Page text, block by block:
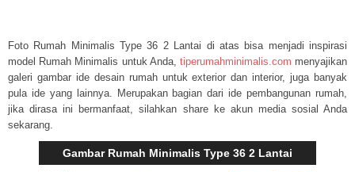
Foto Rumah Minimalis Type 36 2 Lantai di atas bisa menjadi inspirasi
model Rumah Minimalis untuk Anda, tiperumahminimalis.com menyajikan
galeri gambar ide desain rumah untuk exterior dan interior, juga banyak
pula ide yang lainnya. Merupakan bagian dari ide pembangunan rumah,
jika dirasa ini bermanfaat, silahkan share ke akun media sosial Anda
sekarang.
Gambar Rumah Minimalis Type 36 2 Lantai